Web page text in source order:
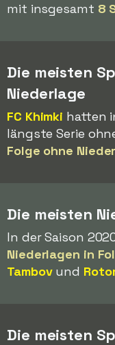
mit insgesamt 8
Die meisten
Niederlage
FC Khimki hatten
längste Serie
Folge ohne
Die meisten
In der Saison
Niederlagen in
Tambovund
Die meisten